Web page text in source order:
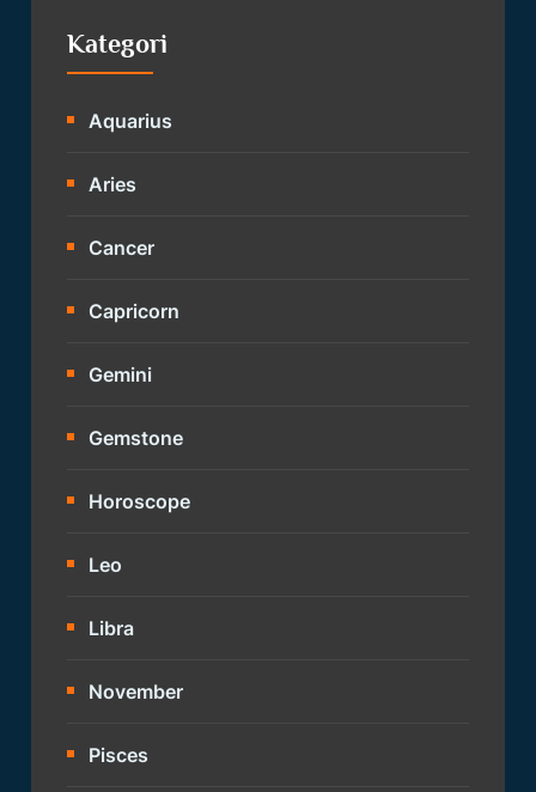
Kategori
Aquarius
Aries
Cancer
Capricorn
Gemini
Gemstone
Horoscope
Leo
Libra
November
Pisces